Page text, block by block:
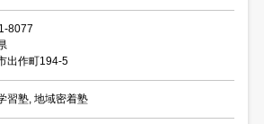
8077
出作町194-5
習塾, 地域密着塾